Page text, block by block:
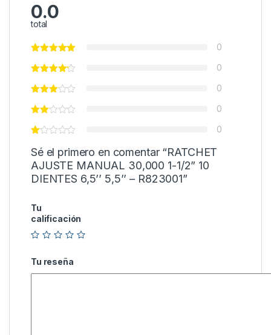
0.0
total
0
0
0
0
0
Sé el primero en comentar “RATCHET
AJUSTE MANUAL 30,000 1-1/2” 10
DIENTES 6,5’’ 5,5’’ – R823001”
Tu
calificación
Tu reseña